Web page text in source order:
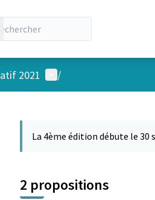
2021 Menu utilisateur
/
La 4ème édition débute le 30
2 propositions